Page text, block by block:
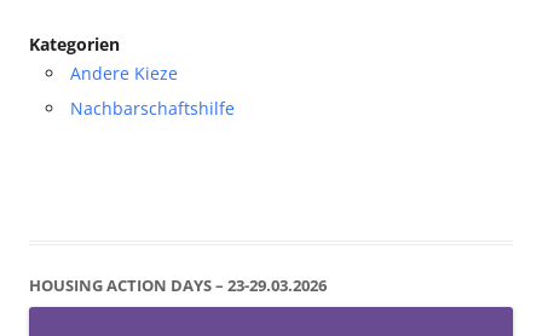
Kategorien
Andere Kieze
Nachbarschaftshilfe
HOUSING ACTION DAYS – 23-29.03.2026